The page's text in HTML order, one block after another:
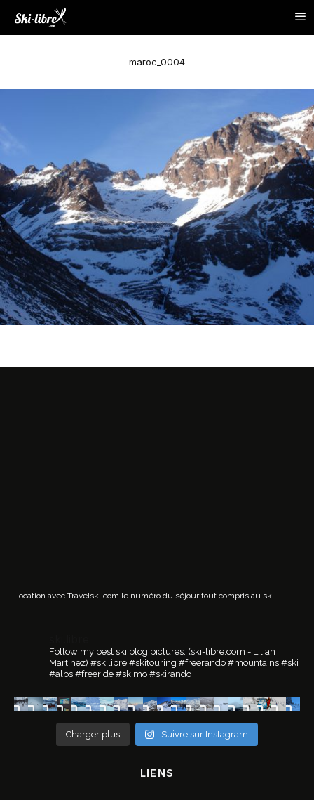
maroc_0004
Location avec Travelski.com le numéro du séjour tout compris au ski.
Follow my best ski blog pictures. (ski-libre.com - Lilian
Martinez) #skilibre #skitouring #freerando #mountains #ski
#alps #freeride #skimo #skirando
Charger plus Suivre sur Instagram
LIENS